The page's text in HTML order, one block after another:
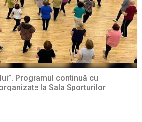
Programul continuă cu
la Sala Sporturilor